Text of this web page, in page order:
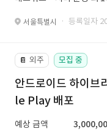
서울특별시 · 등록일자
📔 외주 모집 중
안드로이드 하이
le Play 배포
예상 금액